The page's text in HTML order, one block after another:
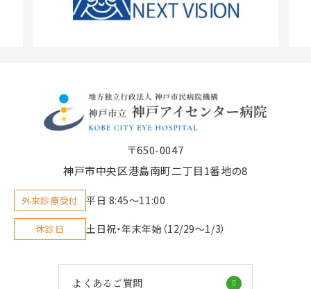
〒650-0047
神戸市中央区港島南町二丁目1番地の8
外来診療受付 平日 8:45〜11:00
休診日 土日祝・年末年始（12/29～1/3）
よくあるご質問